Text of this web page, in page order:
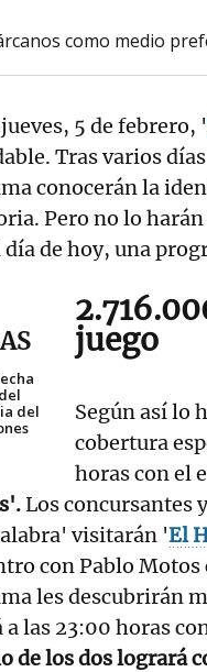
como medio
5 de febrero, '
Tras varios
conocerán la
Pero no lo
día de hoy, una
del
juego
Según así lo
cobertura
horas con el
Los concursantes
visitarán 'El
con Pablo Motos
les descubrirán
a las 23:00 horas
de los dos logrará